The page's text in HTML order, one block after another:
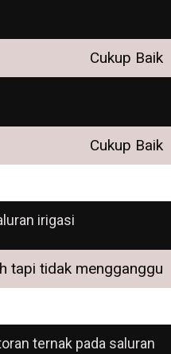
Cukup Baik
Cukup Baik
irigasi
tapi tidak mengganggu
ternak pada saluran